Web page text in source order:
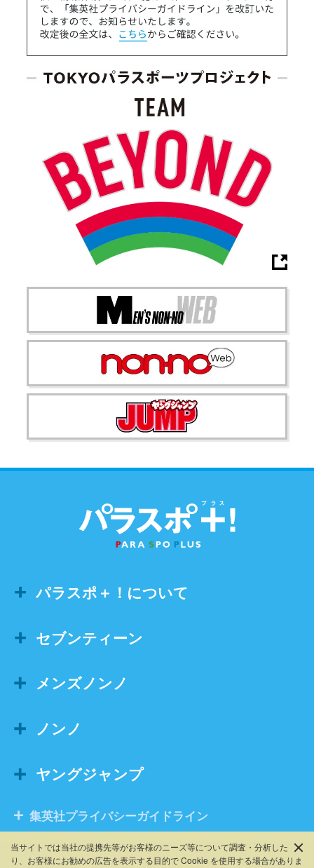
当サイトでは当社の提携先等がお客様のニーズ等について調査・分析した
り、お客様にお勧めの広告を表⽰する⽬的で Cookie を使⽤する場合がありま
パラスポ＋！について
セブンティーン
メンズノンノ
ノンノ
ヤングジャンプ
集英社プライバシーガイドライン
©SHUEISHA, ALL RIGHTS RESERVED.